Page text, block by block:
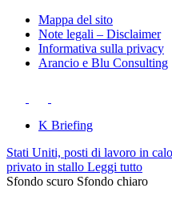
Mappa del sito
Note legali – Disclaimer
Informativa sulla privacy
Arancio e Blu Consulting
K Briefing
Stati Uniti, posti di lavoro in
privato in stallo Leggi tutto
Sfondo scuro Sfondo chiaro